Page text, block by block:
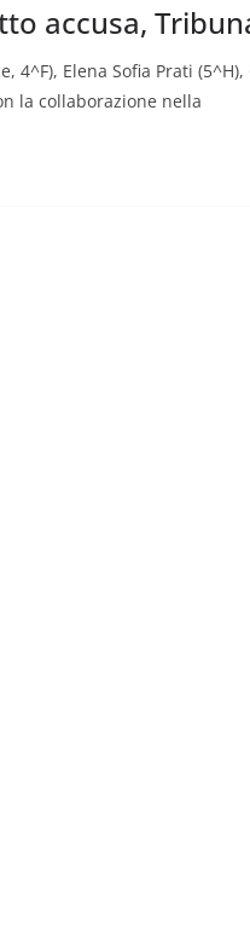
accusa,
4^F), Elena Sofia Prati
la collaborazione nella